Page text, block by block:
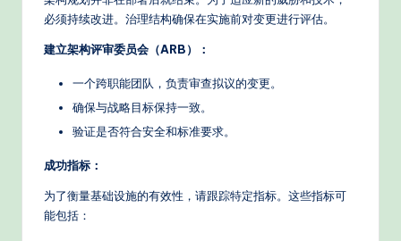
必须持续改进。治理结构确保在实施前对变更进行评估。
建立架构评审委员会（ARB）：
一个跨职能团队，负责审查拟议的变更。
确保与战略目标保持一致。
验证是否符合安全和标准要求。
成功指标：
为了衡量基础设施的有效性，请跟踪特定指标。这些指标可
能包括：